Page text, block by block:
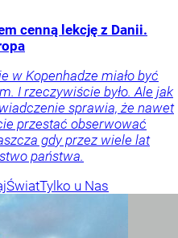
cenną lekcję z Danii.
w Kopenhadze miało być
I rzeczywiście było. Ale jak
sprawia, że nawet
przestać obserwować
gdy przez wiele lat
państwa.
ŚwiatTylko u Nas